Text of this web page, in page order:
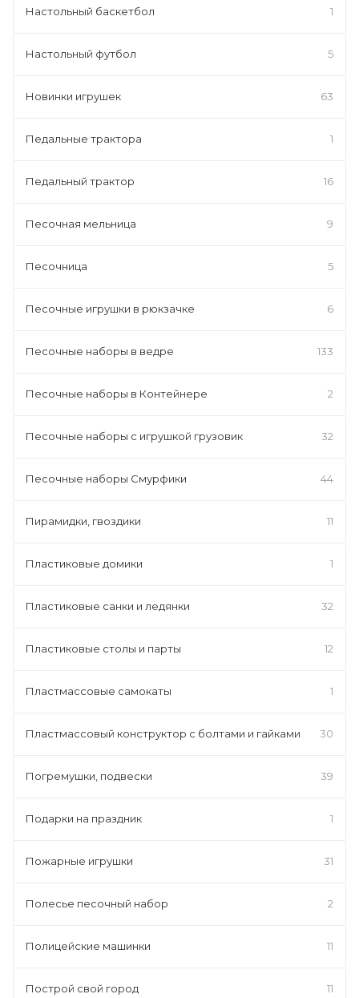
Настольный баскетбол 1
Настольный футбол 5
Новинки игрушек 63
Педальные трактора 1
Педальный трактор 16
Песочная мельница 9
Песочница 5
Песочные игрушки в рюкзачке 6
Песочные наборы в ведре 133
Песочные наборы в Контейнере 2
Песочные наборы с игрушкой грузовик 32
Песочные наборы Смурфики 44
Пирамидки, гвоздики 11
Пластиковые домики 1
Пластиковые санки и ледянки 32
Пластиковые столы и парты 12
Пластмассовые самокаты 1
Пластмассовый конструктор с болтами и гайками 30
Погремушки, подвески 39
Подарки на праздник 1
Пожарные игрушки 31
Полесье песочный набор 2
Полицейские машинки 11
Построй свой город 11